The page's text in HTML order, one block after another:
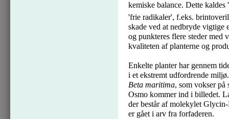
kemiske balance. Dette
'frie radikaler', f.eks.
skade ved at nedbryde vigtige
og punkteres flere steder
kvaliteten af planterne og
Enkelte planter har gennem
i et ekstremt udfordrende
Beta maritima, som vokser på
Osmo kommer ind i billedet.
der består af molekylet
er gået i arv fra forfaderen.